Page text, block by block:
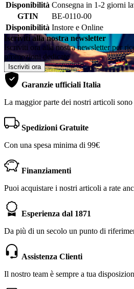
Disponibilità Consegna in 1-2 giorni
GTIN
BE-0110-00
Disponibilità Instore e Online
Iscriviti alla nostra newsletter
Iscriviti ora alla nostra newsletter per
promozioni dedicate
Iscriviti ora
Garanzie ufficiali Italia
La maggior parte dei nostri articoli
Spedizioni Gratuite
Con una spesa minima di 99€
Finanziamenti
Puoi acquistare i nostri articoli a rate
Esperienza dal 1871
Da più di un secolo un punto di
Assistenza Clienti
Il nostro team è sempre a tua